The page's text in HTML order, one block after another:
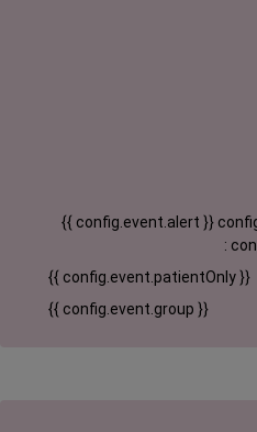
{{ config.event.alert }}
:
{{ config.event.patientOnly }}
{{ config.event.group }}